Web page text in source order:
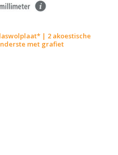
| 2 akoestische
met grafiet